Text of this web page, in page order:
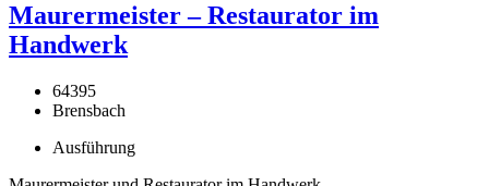
Maurermeister – Restaurator im
Handwerk
64395
Brensbach
Ausführung